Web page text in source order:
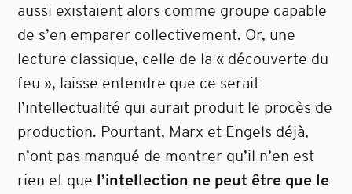
aussi existaient alors comme groupe capable
de s’en emparer collectivement. Or, une
lecture classique, celle de la « découverte du
feu », laisse entendre que ce serait
l’intellectualité qui aurait produit le procès de
production. Pourtant, Marx et Engels déjà,
n’ont pas manqué de montrer qu’il n’en est
rien et que l’intellection ne peut être que le